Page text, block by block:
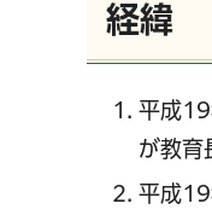
経緯
平成
が教育
平成19